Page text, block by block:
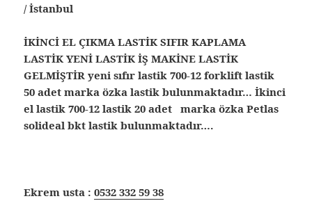
/ İstanbul
İKİNCİ EL ÇIKMA LASTİK SIFIR KAPLAMA
LASTİK YENİ LASTİK İŞ MAKİNE LASTİK
GELMİŞTİR yeni sıfır lastik 700-12 forklift lastik
50 adet marka özka lastik bulunmaktadır… İkinci
el lastik 700-12 lastik 20 adet marka özka Petlas
solideal bkt lastik bulunmaktadır….
Ekrem usta :0532 332 59 38